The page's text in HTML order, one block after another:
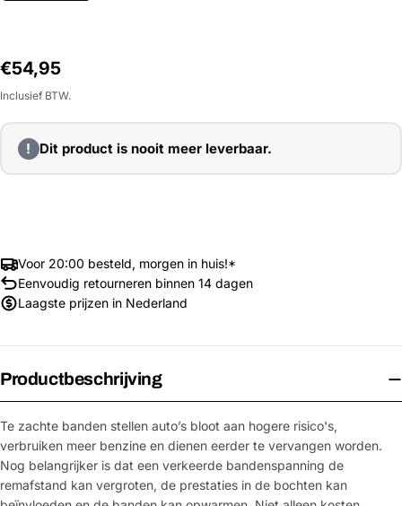
Normale
prijs
€54,95
Inclusief BTW.
! Dit product is nooit meer leverbaar.
Voor 20:00 besteld, morgen in huis!*
Eenvoudig retourneren binnen 14 dagen
Laagste prijzen in Nederland
Productbeschrijving
Te zachte banden stellen auto’s bloot aan hogere risico's,
verbruiken meer benzine en dienen eerder te vervangen worden.
Nog belangrijker is dat een verkeerde bandenspanning de
remafstand kan vergroten, de prestaties in de bochten kan